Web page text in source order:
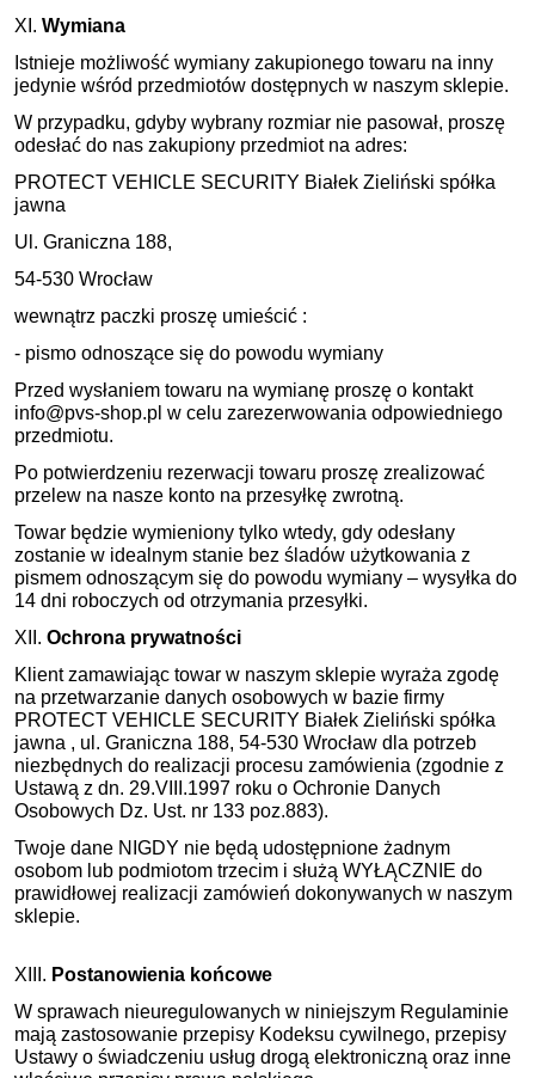
XI. Wymiana
Istnieje możliwość wymiany zakupionego towaru na inny
jedynie wśród przedmiotów dostępnych w naszym sklepie.
W przypadku, gdyby wybrany rozmiar nie pasował, proszę
odesłać do nas zakupiony przedmiot na adres:
PROTECT VEHICLE SECURITY Białek Zieliński spółka
jawna
Ul. Graniczna 188,
54-530 Wrocław
wewnątrz paczki proszę umieścić :
- pismo odnoszące się do powodu wymiany
Przed wysłaniem towaru na wymianę proszę o kontakt
info@pvs-shop.pl w celu zarezerwowania odpowiedniego
przedmiotu.
Po potwierdzeniu rezerwacji towaru proszę zrealizować
przelew na nasze konto na przesyłkę zwrotną.
Towar będzie wymieniony tylko wtedy, gdy odesłany
zostanie w idealnym stanie bez śladów użytkowania z
pismem odnoszącym się do powodu wymiany – wysyłka do
14 dni roboczych od otrzymania przesyłki.
XII. Ochrona prywatności
Klient zamawiając towar w naszym sklepie wyraża zgodę
na przetwarzanie danych osobowych w bazie firmy
PROTECT VEHICLE SECURITY Białek Zieliński spółka
jawna , ul. Graniczna 188, 54-530 Wrocław dla potrzeb
niezbędnych do realizacji procesu zamówienia (zgodnie z
Ustawą z dn. 29.VIII.1997 roku o Ochronie Danych
Osobowych Dz. Ust. nr 133 poz.883).
Twoje dane NIGDY nie będą udostępnione żadnym
osobom lub podmiotom trzecim i służą WYŁĄCZNIE do
prawidłowej realizacji zamówień dokonywanych w naszym
sklepie.
XIII. Postanowienia końcowe
W sprawach nieuregulowanych w niniejszym Regulaminie
mają zastosowanie przepisy Kodeksu cywilnego, przepisy
Ustawy o świadczeniu usług drogą elektroniczną oraz inne